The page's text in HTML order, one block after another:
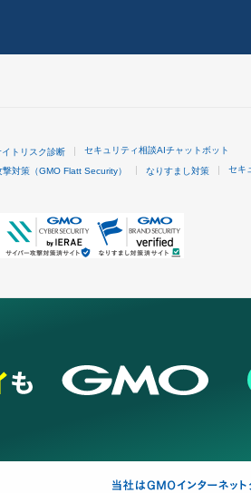
トリスク診断 セキュリティ相談AIチャットボット
対策（GMO Flatt Security） なりすまし対策 セキ